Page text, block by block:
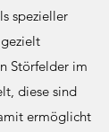
spezieller
Störfelder im
diese sind
ermöglicht